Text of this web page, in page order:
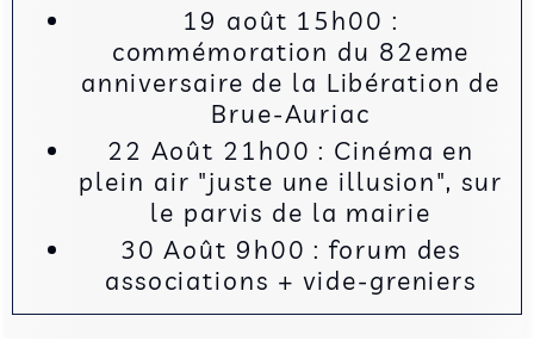
19 août 15h00 :
commémoration du 82eme
anniversaire de la Libération de
Brue-Auriac
22 Août 21h00 : Cinéma en
plein air "juste une illusion", sur
le parvis de la mairie
30 Août 9h00 : forum des
associations + vide-greniers